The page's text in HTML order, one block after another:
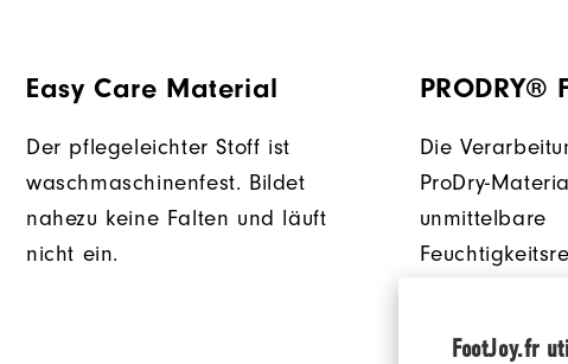
FootJoy.fr
Easy Care Material
Der pflegeleichter Stoff ist
waschmaschinenfest. Bildet
nahezu keine Falten und läuft
nicht ein.
PRODRY®
Die
ProDry-
unmittelbare